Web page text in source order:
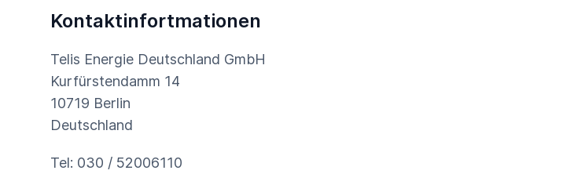
Kontaktinfortmationen
Telis Energie Deutschland GmbH
Kurfürstendamm 14
10719 Berlin
Deutschland
Tel: 030 / 52006110